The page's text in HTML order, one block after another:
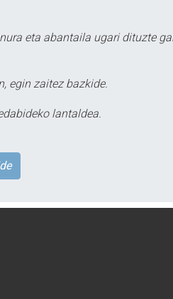
eta abantaila ugari dituzte
egin zaitez bazkide.
lantaldea.